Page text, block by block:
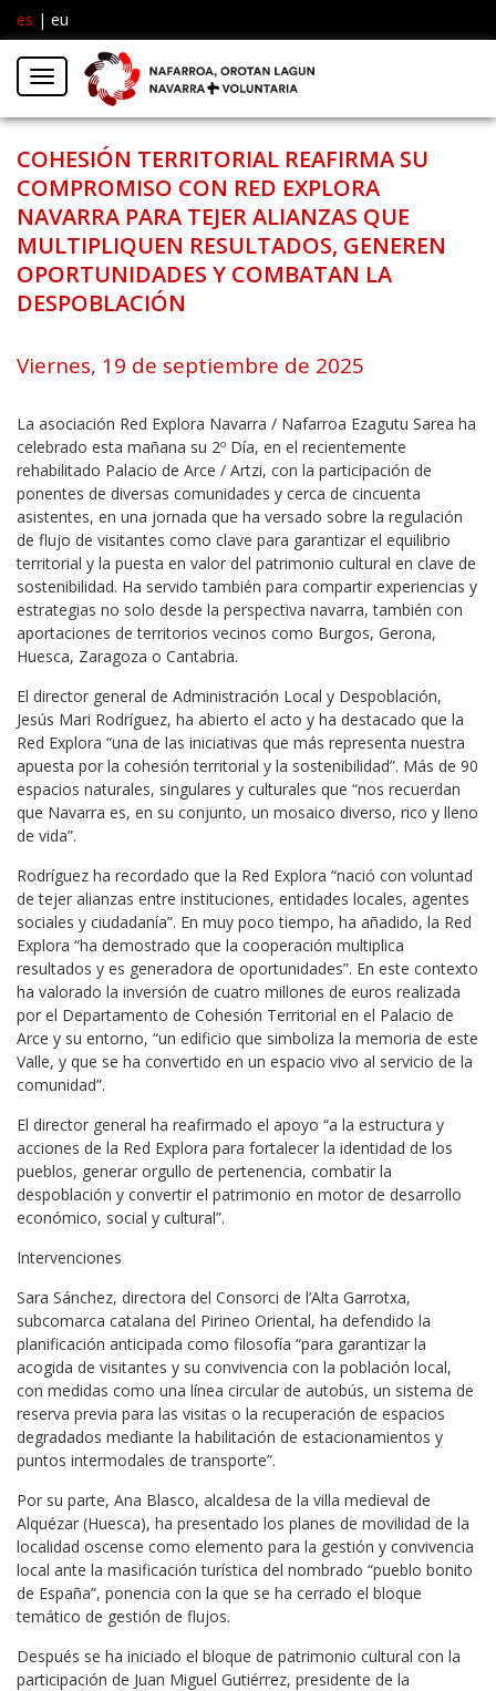
es | eu
Menú
COHESIÓN TERRITORIAL REAFIRMA SU
COMPROMISO CON RED EXPLORA
NAVARRA PARA TEJER ALIANZAS QUE
MULTIPLIQUEN RESULTADOS, GENEREN
OPORTUNIDADES Y COMBATAN LA
DESPOBLACIÓN
Viernes, 19 de septiembre de 2025
La asociación Red Explora Navarra / Nafarroa Ezagutu Sarea ha
celebrado esta mañana su 2º Día, en el recientemente
rehabilitado Palacio de Arce / Artzi, con la participación de
ponentes de diversas comunidades y cerca de cincuenta
asistentes, en una jornada que ha versado sobre la regulación
de flujo de visitantes como clave para garantizar el equilibrio
territorial y la puesta en valor del patrimonio cultural en clave de
sostenibilidad. Ha servido también para compartir experiencias y
estrategias no solo desde la perspectiva navarra, también con
aportaciones de territorios vecinos como Burgos, Gerona,
Huesca, Zaragoza o Cantabria.
El director general de Administración Local y Despoblación,
Jesús Mari Rodríguez, ha abierto el acto y ha destacado que la
Red Explora “una de las iniciativas que más representa nuestra
apuesta por la cohesión territorial y la sostenibilidad”. Más de 90
espacios naturales, singulares y culturales que “nos recuerdan
que Navarra es, en su conjunto, un mosaico diverso, rico y lleno
de vida”.
Rodríguez ha recordado que la Red Explora “nació con voluntad
de tejer alianzas entre instituciones, entidades locales, agentes
sociales y ciudadanía”. En muy poco tiempo, ha añadido, la Red
Explora “ha demostrado que la cooperación multiplica
resultados y es generadora de oportunidades”. En este contexto
ha valorado la inversión de cuatro millones de euros realizada
por el Departamento de Cohesión Territorial en el Palacio de
Arce y su entorno, “un edificio que simboliza la memoria de este
Valle, y que se ha convertido en un espacio vivo al servicio de la
comunidad”.
El director general ha reafirmado el apoyo “a la estructura y
acciones de la Red Explora para fortalecer la identidad de los
pueblos, generar orgullo de pertenencia, combatir la
despoblación y convertir el patrimonio en motor de desarrollo
económico, social y cultural”.
Intervenciones
Sara Sánchez, directora del Consorci de l’Alta Garrotxa,
subcomarca catalana del Pirineo Oriental, ha defendido la
planificación anticipada como filosofía “para garantizar la
acogida de visitantes y su convivencia con la población local,
con medidas como una línea circular de autobús, un sistema de
reserva previa para las visitas o la recuperación de espacios
degradados mediante la habilitación de estacionamientos y
puntos intermodales de transporte”.
Por su parte, Ana Blasco, alcaldesa de la villa medieval de
Alquézar (Huesca), ha presentado los planes de movilidad de la
localidad oscense como elemento para la gestión y convivencia
local ante la masificación turística del nombrado “pueblo bonito
de España”, ponencia con la que se ha cerrado el bloque
temático de gestión de flujos.
Después se ha iniciado el bloque de patrimonio cultural con la
participación de Juan Miguel Gutiérrez, presidente de la